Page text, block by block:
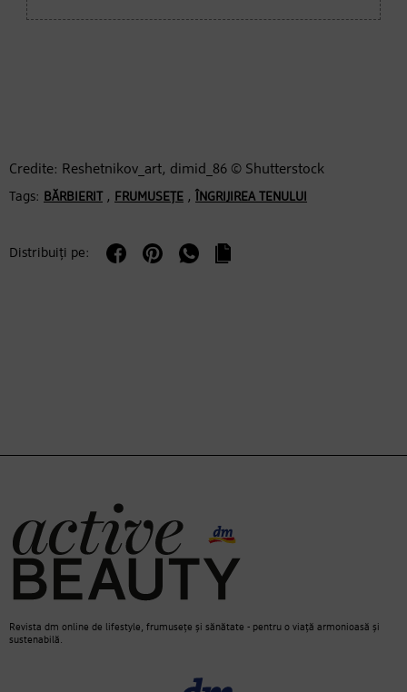
Credite: Reshetnikov_art, dimid_86 © Shutterstock
Tags: BĂRBIERIT , FRUMUSEȚE , ÎNGRIJIREA TENULUI
Distribuiți pe:
Revista dm online de lifestyle, frumusețe și sănătate - pentru o viață armonioasă și
sustenabilă.